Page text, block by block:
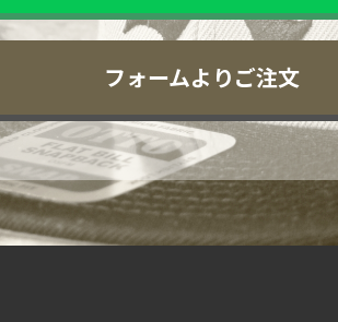
フォームよりご注文